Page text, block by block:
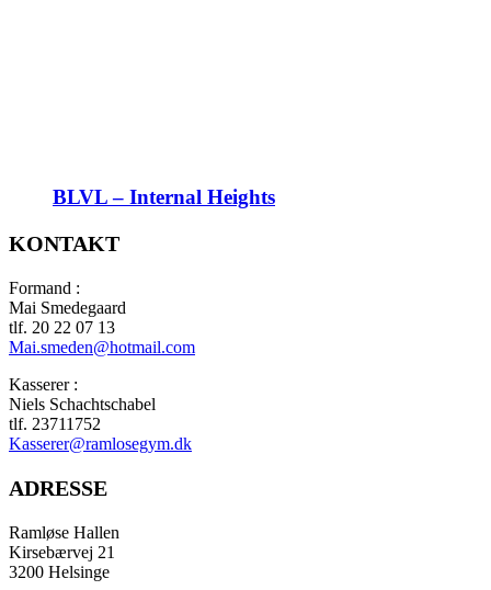
BLVL – Internal Heights
KONTAKT
Formand :
Mai Smedegaard
tlf. 20 22 07 13
Mai.smeden@hotmail.com
Kasserer :
Niels Schachtschabel
tlf. 23711752
Kasserer@ramlosegym.dk
ADRESSE
Ramløse Hallen
Kirsebærvej 21
3200 Helsinge